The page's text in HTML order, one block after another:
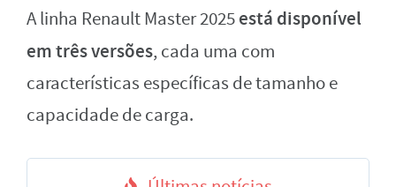
A linha Renault Master 2025está disponível
em três versões, cada uma com
características específicas de tamanho e
capacidade de carga.